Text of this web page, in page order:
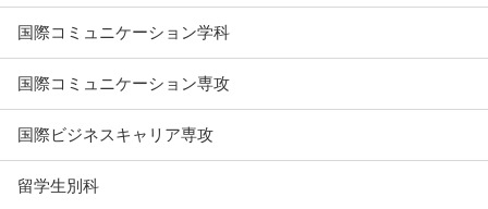
国際コミュニケーション学科
国際コミュニケーション専攻
国際ビジネスキャリア専攻
留学生別科